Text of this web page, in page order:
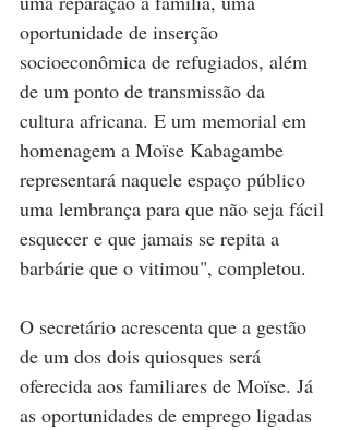
oportunidade de inserção
socioeconômica de refugiados, além
de um ponto de transmissão da
cultura africana. E um memorial em
homenagem a Moïse Kabagambe
representará naquele espaço público
uma lembrança para que não seja fácil
esquecer e que jamais se repita a
barbárie que o vitimou", completou.
O secretário acrescenta que a gestão
de um dos dois quiosques será
oferecida aos familiares de Moïse. Já
as oportunidades de emprego ligadas